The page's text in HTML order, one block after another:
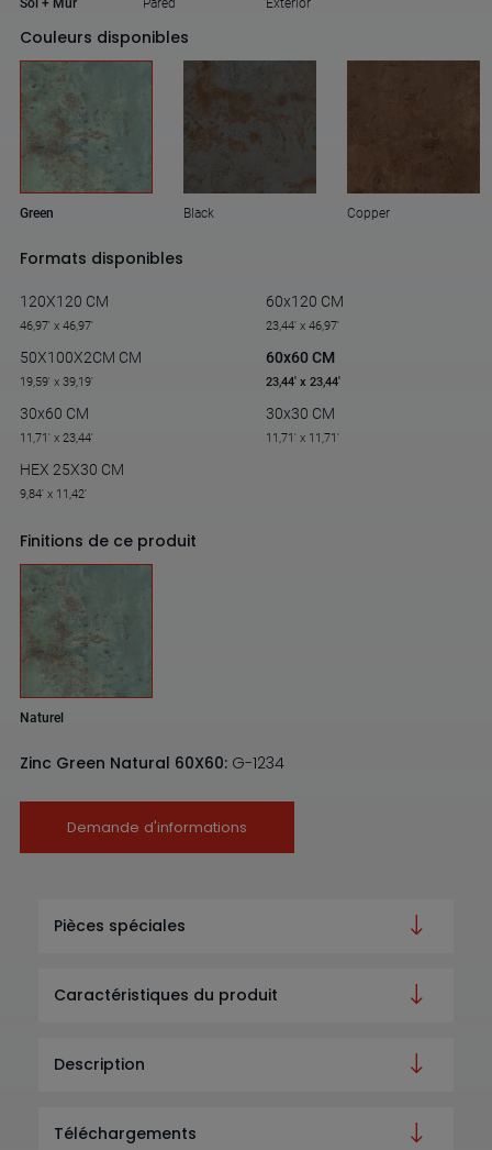
Sol + Mur Pared Exterior
Couleurs disponibles
Green Black Copper
Formats disponibles
120X120 CM
46,97' x 46,97'
60x120 CM
23,44' x 46,97'
50X100X2CM CM
19,59' x 39,19'
60x60 CM
23,44' x 23,44'
30x60 CM
11,71' x 23,44'
30x30 CM
11,71' x 11,71'
HEX 25X30 CM
9,84' x 11,42'
Finitions de ce produit
Naturel
Zinc Green Natural 60X60: G-1234
Demande d'informations
Pièces spéciales
Caractéristiques du produit
Description
Téléchargements